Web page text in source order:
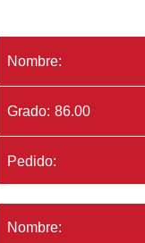
Nombre:
Grado: 86.00
Pedido:
Nombre: